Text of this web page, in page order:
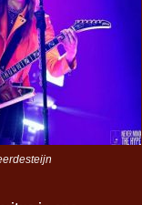
vers epos The
Reich and